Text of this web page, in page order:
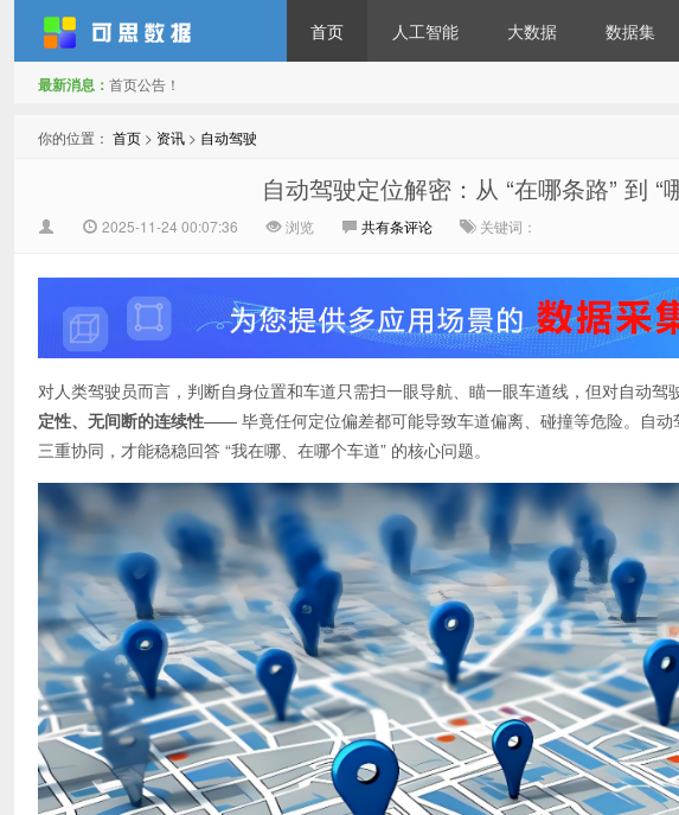
首页 人工智能 大数据 数据集
最新消息： 首页公告！
你的位置： 首页 > 资讯 > 自动驾驶
自动驾驶定位解密：从 “在哪条路” 到 “
2025-11-24 00:07:36 浏览 共有条评论 关键词：
对人类驾驶员而言，判断自身位置和车道只需扫一眼导航、瞄一眼车道线，但对自动驾
定性、无间断的连续性—— 毕竟任何定位偏差都可能导致车道偏离、碰撞等危险。自动
三重协同，才能稳稳回答 “我在哪、在哪个车道” 的核心问题。